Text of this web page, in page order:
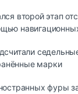
второй этап
марки
фуры